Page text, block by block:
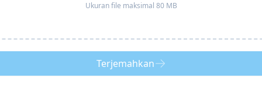
Ukuran file maksimal 80 MB
Terjemahkan